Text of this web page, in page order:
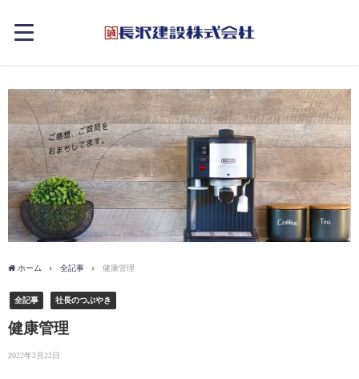
ホーム 全記事 健康管理
全記事 社長のつぶやき
健康管理
2022年2月22日